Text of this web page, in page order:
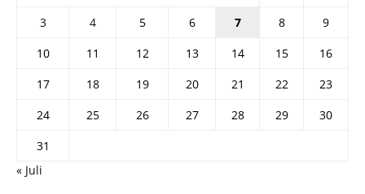
3
4 5 6 7 8
9
10
11 12 13 14 15
16
17
18 19 20 21 22
23
24
25 26 27 28 29
30
31
« Juli